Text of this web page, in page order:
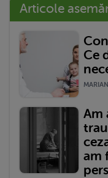
Articole
Ce
Am
am